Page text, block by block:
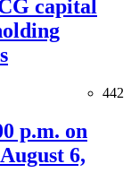
capital
442
p.m. on
6,